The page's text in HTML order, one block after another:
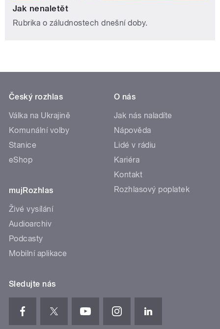
Jak nenaletět
Rubrika o záludnostech dnešní doby.
Český rozhlas
Válka na Ukrajině
Komunální volby
Stanice
eShop
mujRozhlas
Živé vysílání
Audioarchiv
Podcasty
Mobilní aplikace
O nás
Jak nás naladíte
Nápověda
Lidé v rádiu
Kariéra
Kontakt
Rozhlasový poplatek
Sledujte nás